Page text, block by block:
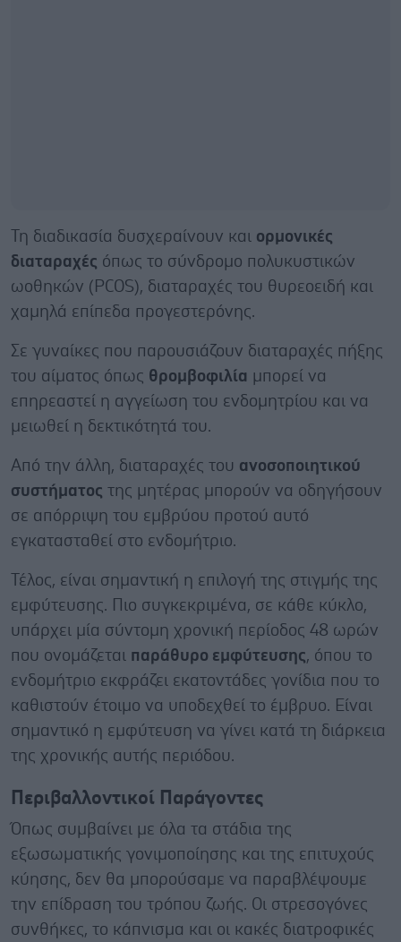
Τη διαδικασία δυσχεραίνουν και ορμονικές
διαταραχές όπως το σύνδρομο πολυκυστικών
ωοθηκών (PCOS), διαταραχές του θυρεοειδή και
χαμηλά επίπεδα προγεστερόνης.
Σε γυναίκες που παρουσιάζουν διαταραχές πήξης
του αίματος όπως θρομβοφιλία μπορεί να
επηρεαστεί η αγγείωση του ενδομητρίου και να
μειωθεί η δεκτικότητά του.
Από την άλλη, διαταραχές του ανοσοποιητικού
συστήματος της μητέρας μπορούν να οδηγήσουν
σε απόρριψη του εμβρύου προτού αυτό
εγκατασταθεί στο ενδομήτριο.
Τέλος, είναι σημαντική η επιλογή της στιγμής της
εμφύτευσης. Πιο συγκεκριμένα, σε κάθε κύκλο,
υπάρχει μία σύντομη χρονική περίοδος 48 ωρών
που ονομάζεται παράθυρο εμφύτευσης, όπου το
ενδομήτριο εκφράζει εκατοντάδες γονίδια που το
καθιστούν έτοιμο να υποδεχθεί το έμβρυο. Είναι
σημαντικό η εμφύτευση να γίνει κατά τη διάρκεια
της χρονικής αυτής περιόδου.
Περιβαλλοντικοί Παράγοντες
Όπως συμβαίνει με όλα τα στάδια της
εξωσωματικής γονιμοποίησης και της επιτυχούς
κύησης, δεν θα μπορούσαμε να παραβλέψουμε
την επίδραση του τρόπου ζωής. Οι στρεσογόνες
συνθήκες, το κάπνισμα και οι κακές διατροφικές